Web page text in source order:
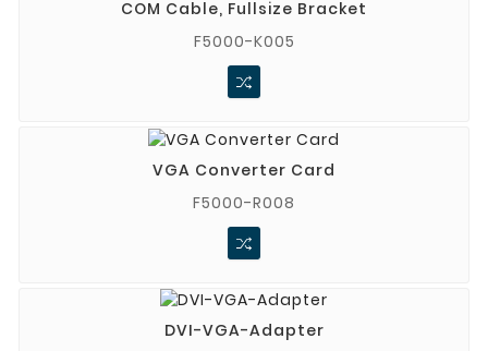
COM Cable, Fullsize Bracket
F5000-K005
VGA Converter Card
F5000-R008
DVI-VGA-Adapter